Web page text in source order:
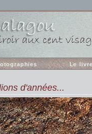
Le
d'années...